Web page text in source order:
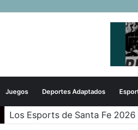
Juegos Deportes Adaptados
Los Esports de Santa Fe